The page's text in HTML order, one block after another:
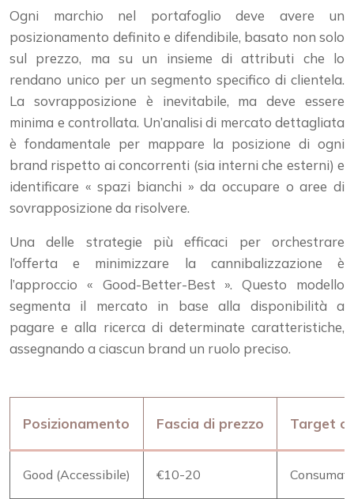
Ogni marchio nel portafoglio deve avere un
posizionamento definito e difendibile, basato non solo
sul prezzo, ma su un insieme di attributi che lo
rendano unico per un segmento specifico di clientela.
La sovrapposizione è inevitabile, ma deve essere
minima e controllata. Un’analisi di mercato dettagliata
è fondamentale per mappare la posizione di ogni
brand rispetto ai concorrenti (sia interni che esterni) e
identificare « spazi bianchi » da occupare o aree di
sovrapposizione da risolvere.
Una delle strategie più efficaci per orchestrare
l’offerta e minimizzare la cannibalizzazione è
l’approccio « Good-Better-Best ». Questo modello
segmenta il mercato in base alla disponibilità a
pagare e alla ricerca di determinate caratteristiche,
assegnando a ciascun brand un ruolo preciso.
Posizionamento Fascia di prezzo Target
Good (Accessibile) €10-20